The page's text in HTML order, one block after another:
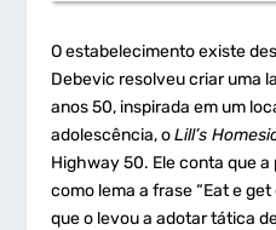
O estabelecimento existe
Debevic resolveu criar uma
anos 50, inspirada em um
adolescência, oLill’s
Highway 50. Ele conta que
como lema a frase “Eat e get
que o levou a adotar tática